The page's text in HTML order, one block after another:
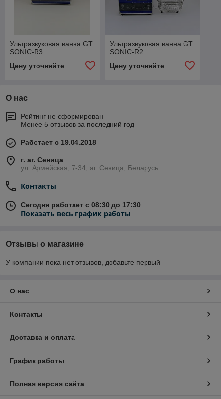
Ультразвуковая ванна GT
SONIC-R3
Цену уточняйте
Ультразвуковая ванна GT
SONIC-R2
Цену уточняйте
О нас
Рейтинг не сформирован
Менее 5 отзывов за последний год
Работает с 19.04.2018
г. аг. Сеница
ул. Армейская, 7-34, аг. Сеница, Беларусь
Контакты
Сегодня работает с 08:30 до 17:30
Показать весь график работы
Отзывы о магазине
У компании пока нет отзывов, добавьте первый
О нас
Контакты
Доставка и оплата
График работы
Полная версия сайта